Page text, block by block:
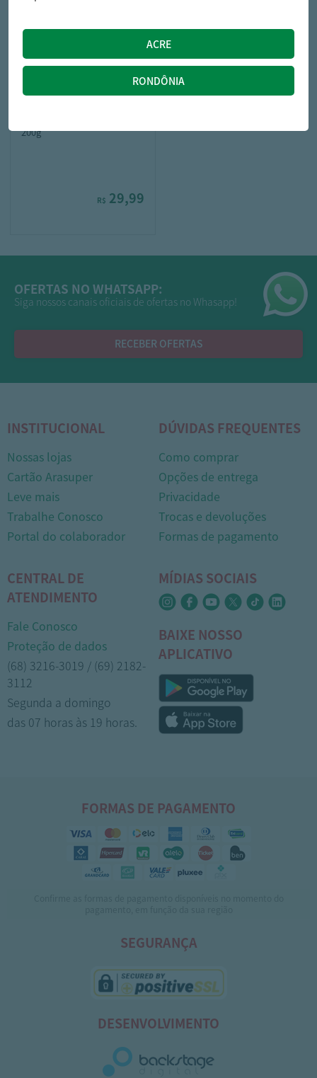
200g
R$ 29,99
OFERTAS NO WHATSAPP:
Siga nossos canais oficiais de ofertas no Whasapp!
RECEBER OFERTAS
INSTITUCIONAL
Nossas lojas
Cartão Arasuper
Leve mais
Trabalhe Conosco
Portal do colaborador
DÚVIDAS FREQUENTES
Como comprar
Opções de entrega
Privacidade
Trocas e devoluções
Formas de pagamento
CENTRAL DE
ATENDIMENTO
Fale Conosco
Proteção de dados
(68) 3216-3019 / (69) 2182-
3112
Segunda a domingo
das 07 horas às 19 horas.
MÍDIAS SOCIAIS
BAIXE NOSSO
APLICATIVO
FORMAS DE PAGAMENTO
SEGURANÇA
DESENVOLVIMENTO